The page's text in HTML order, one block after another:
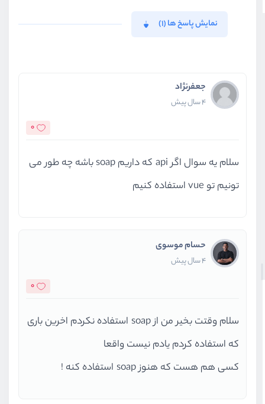
نمایش پاسخ ها (1)
جعفرنژاد
4 سال پیش
0
سلام یه سوال اگر api که داریم soap باشه چه طور می
تونیم تو vue استفاده کنیم
حسام موسوی
4 سال پیش
0
سلام وقتت بخیر من از soap استفاده نکردم اخرین باری
که استفاده کردم یادم نیست واقعا
کسی هم هست که هنوز soap استفاده کنه !